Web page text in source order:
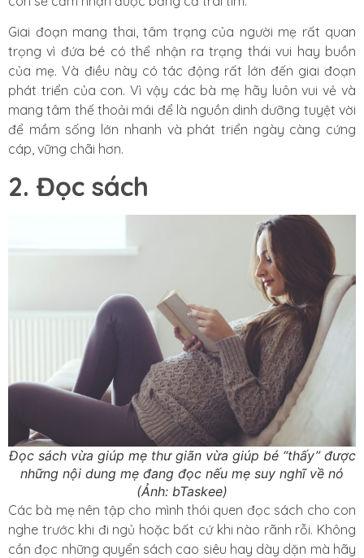
Giai đoạn mang thai, tâm trạng của người mẹ rất quan
trọng vì đứa bé có thể nhận ra trạng thái vui hay buồn
của mẹ. Và điều này có tác động rất lớn đến giai đoạn
phát triển của con. Vì vậy các bà mẹ hãy luôn vui vẻ và
mang tâm thế thoải mái để là nguồn dinh dưỡng tuyệt vời
để mầm sống lớn nhanh và phát triển ngày càng cứng
cáp, vững chãi hơn.
2. Đọc sách
Đọc sách vừa giúp mẹ thư giãn vừa giúp bé “thấy” được
những nội dung mẹ đang đọc nếu mẹ suy nghĩ về nó
(Ảnh: bTaskee)
Các bà mẹ nên tập cho mình thói quen đọc sách cho con
nghe trước khi đi ngủ hoặc bất cứ khi nào rãnh rỗi. Không
cần đọc những quyển sách cao siêu hay dày dặn mà hãy